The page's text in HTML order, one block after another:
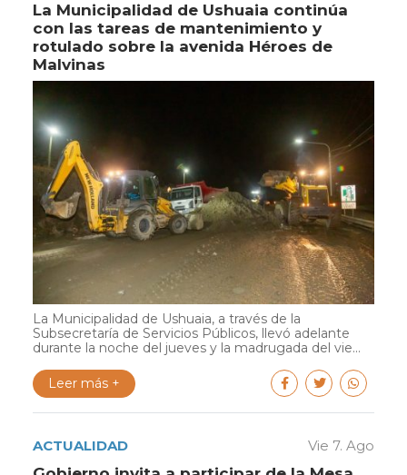
La Municipalidad de Ushuaia continúa
con las tareas de mantenimiento y
rotulado sobre la avenida Héroes de
Malvinas
La Municipalidad de Ushuaia, a través de la
Subsecretaría de Servicios Públicos, llevó adelante
durante la noche del jueves y la madrugada del vie...
Leer más +
ACTUALIDAD Vie 7. Ago